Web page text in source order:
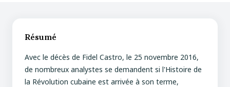
Résumé
Avec le décès de Fidel Castro, le 25 novembre 2016,
de nombreux analystes se demandent si l'Histoire de
la Révolution cubaine est arrivée à son terme,